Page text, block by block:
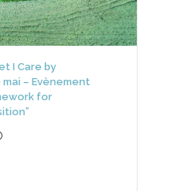
I Care by
– Evènement
for